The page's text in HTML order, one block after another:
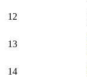
12
13
14